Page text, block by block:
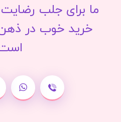
ما برای جلب
خرید خوب در ذهن